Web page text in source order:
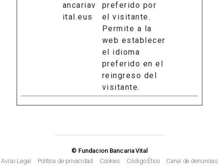
ancariav
ital.eus
preferido por
el visitante.
Permite a la
web establecer
el idioma
preferido en el
reingreso del
visitante.
© Fundacion Bancaria Vital
Aviso Legal
Politica de privacidad Cookies Código Ético Canal de denuncias